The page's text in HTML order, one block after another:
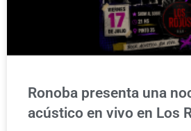
Ronoba presenta una
acústico en vivo en Los